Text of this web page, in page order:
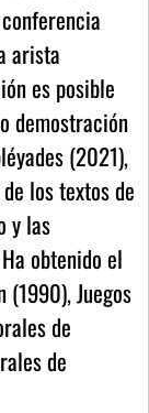
arista
es posible
demostración
(2021),
los textos de
y las
obtenido el
Juegos
de
de